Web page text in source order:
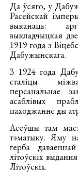
Да ўсяго, у
Расейскай
выканаць:
выкладчыцкая
1919 года з
Дабужынскага.
З 1924 года
сталіцы
персанальнае
асаблівых
паходжанне ды
Асеўшы там
тэматыку. Яму
герба
літоўскіх
Літоўскіх.